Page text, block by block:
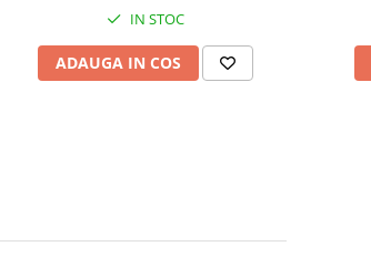
IN STOC
ADAUGA IN COS